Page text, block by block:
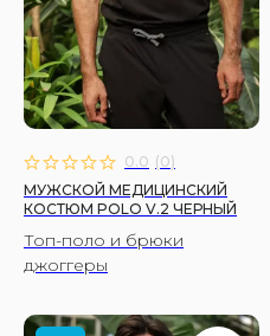
0.0 (0)
МУЖСКОЙ МЕДИЦИНСКИЙ
КОСТЮМ POLO V.2 ЧЕРНЫЙ
Топ-поло и брюки
джоггеры